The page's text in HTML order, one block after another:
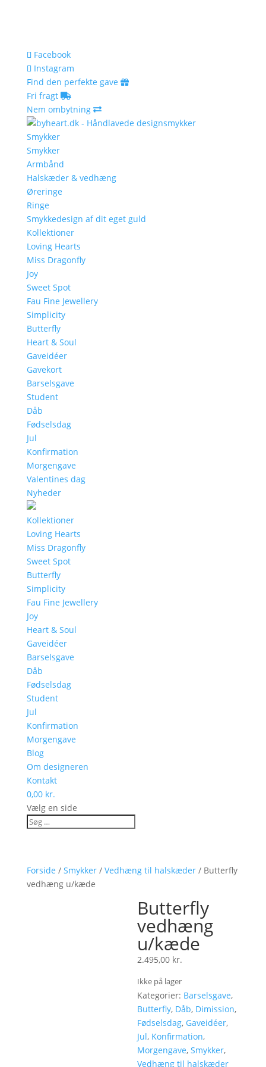
Facebook
Instagram
Find den perfekte gave
Fri fragt
Nem ombytning
Smykker
Smykker
Armbånd
Halskæder & vedhæng
Øreringe
Ringe
Smykkedesign af dit eget guld
Kollektioner
Loving Hearts
Miss Dragonfly
Joy
Sweet Spot
Fau Fine Jewellery
Simplicity
Butterfly
Heart & Soul
Gaveidéer
Gavekort
Barselsgave
Student
Dåb
Fødselsdag
Jul
Konfirmation
Morgengave
Valentines dag
Nyheder
Kollektioner
Loving Hearts
Miss Dragonfly
Sweet Spot
Butterfly
Simplicity
Fau Fine Jewellery
Joy
Heart & Soul
Gaveidéer
Barselsgave
Dåb
Fødselsdag
Student
Jul
Konfirmation
Morgengave
Blog
Om designeren
Kontakt
0,00 kr.
Vælg en side
Forside / Smykker/ Vedhæng til halskæder/ Butterfly
vedhæng u/kæde
Butterfly
vedhæng
u/kæde
2.495,00 kr.
Ikke på lager
Kategorier: Barselsgave,
Butterfly, Dåb, Dimission,
Fødselsdag, Gaveidéer,
Jul, Konfirmation,
Morgengave,Smykker,
Vedhæng til halskæder